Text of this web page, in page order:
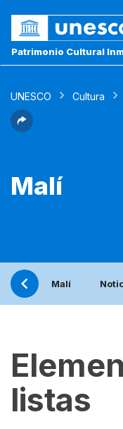
Patrimonio Cultural
UNESCO Cultura
Malí
Malí
listas